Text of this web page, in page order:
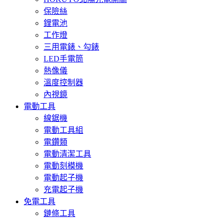
保險絲
鋰電池
工作燈
三用電錶、勾錶
LED手電筒
熱像儀
溫度控制器
內視鏡
電動工具
線鋸機
電動工具組
電鑽類
電動清潔工具
電動刻模機
電動起子機
充電起子機
免電工具
鏈條工具